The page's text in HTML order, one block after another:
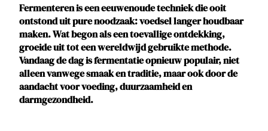
Fermenteren is een eeuwenoude techniek die ooit
ontstond uit pure noodzaak: voedsel langer houdbaar
maken. Wat begon als een toevallige ontdekking,
groeide uit tot een wereldwijd gebruikte methode.
Vandaag de dag is fermentatie opnieuw populair, niet
alleen vanwege smaak en traditie, maar ook door de
aandacht voor voeding, duurzaamheid en
darmgezondheid.